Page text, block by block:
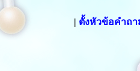
| ตั้งหัวข้อคำถ